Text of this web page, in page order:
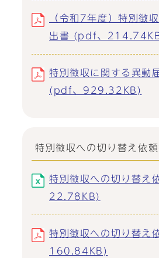
（令和7年度）特別徴
出書 (pdf、
特別徴収に関する異動
(pdf、929.32KB)
特別徴収への切り替え依
特別徴収への切り替え
22.78KB)
特別徴収への切り替え
160.84KB)